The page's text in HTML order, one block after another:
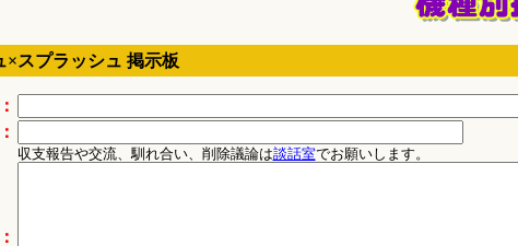
×スプラッシュ 掲示板
収支報告や交流、馴れ合い、削除議論は談話室でお願いします。